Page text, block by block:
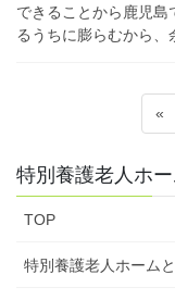
できることから鹿児
るうちに膨らむから
の
ペ
ジ
«
特別養護老人ホ
TOP
特別養護老人ホーム